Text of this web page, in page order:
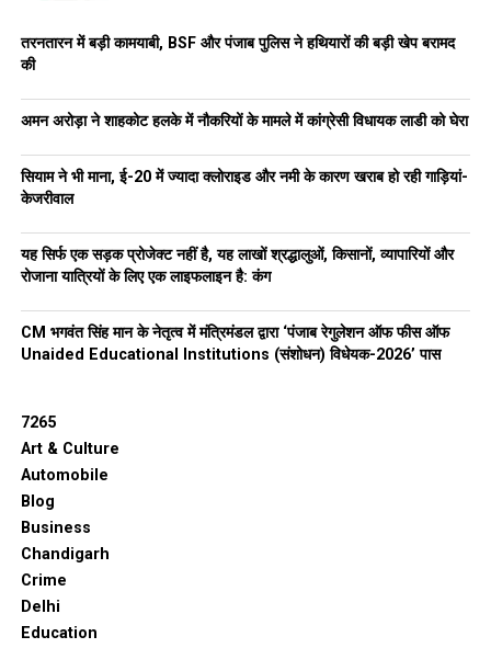
तरनतारन में बड़ी कामयाबी, BSF और पंजाब पुलिस ने हथियारों की बड़ी खेप बरामद
की
अमन अरोड़ा ने शाहकोट हलके में नौकरियों के मामले में कांग्रेसी विधायक लाडी को घेरा
सियाम ने भी माना, ई-20 में ज्यादा क्लोराइड और नमी के कारण खराब हो रही गाड़ियां-
केजरीवाल
यह सिर्फ एक सड़क प्रोजेक्ट नहीं है, यह लाखों श्रद्धालुओं, किसानों, व्यापारियों और
रोजाना यात्रियों के लिए एक लाइफलाइन है: कंग
CM भगवंत सिंह मान के नेतृत्व में मंत्रिमंडल द्वारा ‘पंजाब रेगुलेशन ऑफ फीस ऑफ
Unaided Educational Institutions (संशोधन) विधेयक-2026’ पास
7265
Art & Culture
Automobile
Blog
Business
Chandigarh
Crime
Delhi
Education